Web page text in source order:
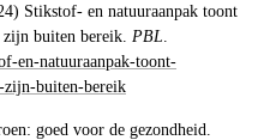
Stikstof- en natuuraanpak toont
buiten bereik. PBL.
en-natuuraanpak-toont-
zijn-buiten-bereik
goed voor de gezondheid.